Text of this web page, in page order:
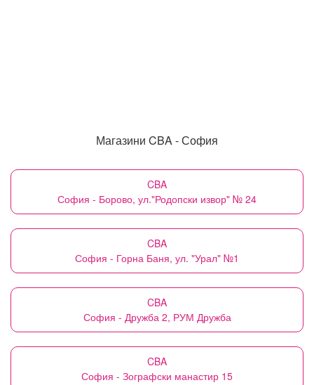
Магазини CBA - София
CBA
София - Борово, ул."Родопски извор" № 24
CBA
София - Горна Баня, ул. "Урал" №1
CBA
София - Дружба 2, РУМ Дружба
CBA
София - Зографски манастир 15